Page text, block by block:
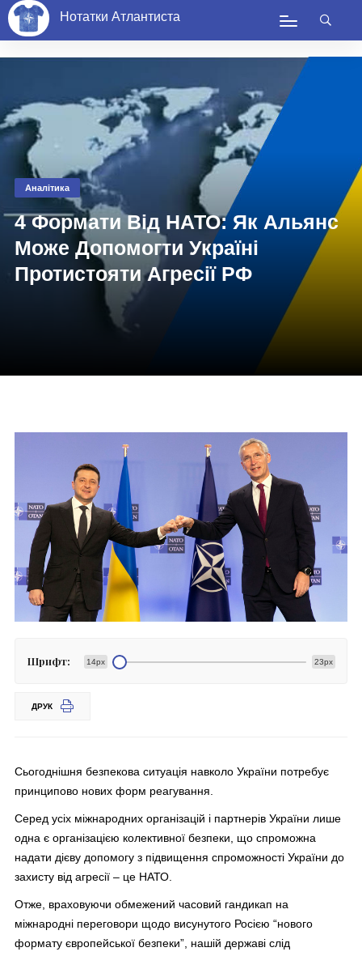
Нотатки Атлантиста
Аналітика
4 Формати Від НАТО: Як Альянс
Може Допомогти Україні
Протистояти Агресії РФ
Шрифт: 14px 23px
ДРУК
Сьогоднішня безпекова ситуація навколо України потребує
принципово нових форм реагування.
Серед усіх міжнародних організацій і партнерів України лише
одна є організацією колективної безпеки, що спроможна
надати дієву допомогу з підвищення спроможності України до
захисту від агресії – це НАТО.
Отже, враховуючи обмежений часовий гандикап на
міжнародні переговори щодо висунутого Росією “нового
формату європейської безпеки”, нашій державі слід